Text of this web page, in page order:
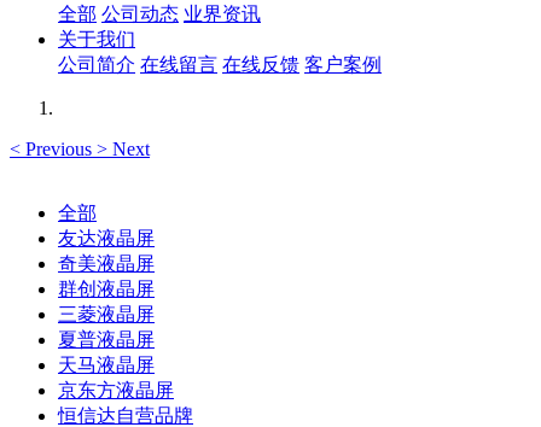
全部 公司动态 业界资讯
关于我们
公司简介 在线留言 在线反馈 客户案例
< Previous > Next
全部
友达液晶屏
奇美液晶屏
群创液晶屏
三菱液晶屏
夏普液晶屏
天马液晶屏
京东方液晶屏
恒信达自营品牌